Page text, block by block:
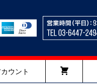
ウント